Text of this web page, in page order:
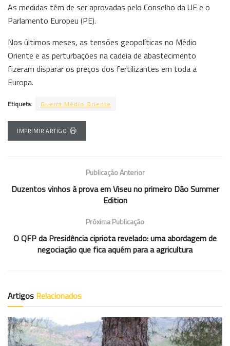
As medidas têm de ser aprovadas pelo Conselho da UE e o
Parlamento Europeu (PE).
Nos últimos meses, as tensões geopolíticas no Médio
Oriente e as perturbações na cadeia de abastecimento
fizeram disparar os preços dos fertilizantes em toda a
Europa.
Etiqueta: Guerra Médio Oriente
IMPRIMIR ARTIGO
Publicação Anterior
Duzentos vinhos à prova em Viseu no primeiro Dão Summer
Edition
Próxima Publicação
O QFP da Presidência cipriota revelado: uma abordagem de
negociação que fica aquém para a agricultura
Artigos Relacionados